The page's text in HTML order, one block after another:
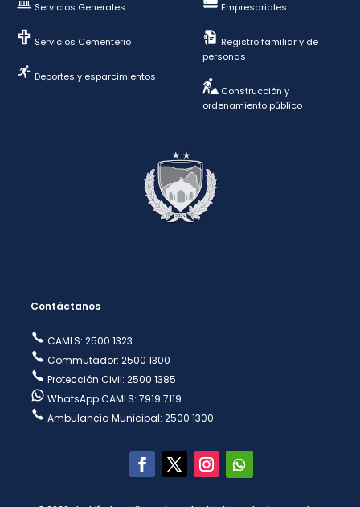
Servicios Generales
Servicios Cementerio
Deportes y esparcimientos
Empresariales
Registro familiar y de
personas
Construcción y
ordenamiento público
Contáctanos
CAMLS: 2500 1323
Commutador: 2500 1300
Protección Civil: 2500 1385
WhatsApp CAMLS: 7919 7119
Ambulancia Municipal: 2500 1300